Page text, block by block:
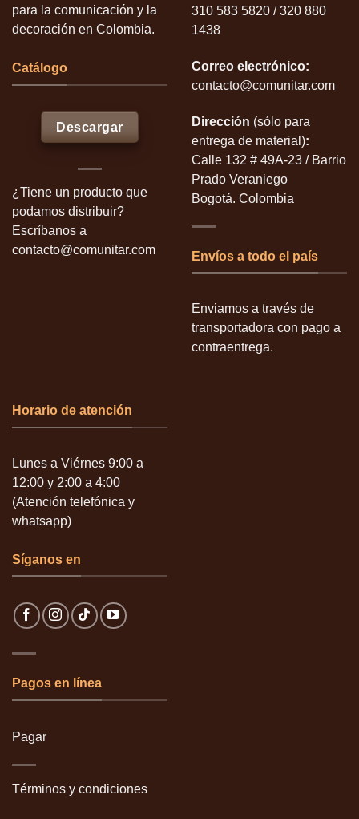
para la comunicación y la
decoración en Colombia.
Catálogo
Descargar
¿Tiene un producto que
podamos distribuir?
Escríbanos a
contacto@comunitar.com
310 583 5820 / 320 880
1438
Correo electrónico:
contacto@comunitar.com
Dirección (sólo para
entrega de material):
Calle 132 # 49A-23 / Barrio
Prado Veraniego
Bogotá. Colombia
Envíos a todo el país
Enviamos a través de
transportadora con pago a
contraentrega.
Horario de atención
Lunes a Viérnes 9:00 a
12:00 y 2:00 a 4:00
(Atención telefónica y
whatsapp)
Síganos en
Pagos en línea
Pagar
Términos y condiciones